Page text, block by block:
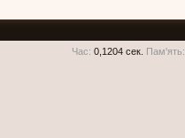
Час: 0,1204 сек. Пам'ять: